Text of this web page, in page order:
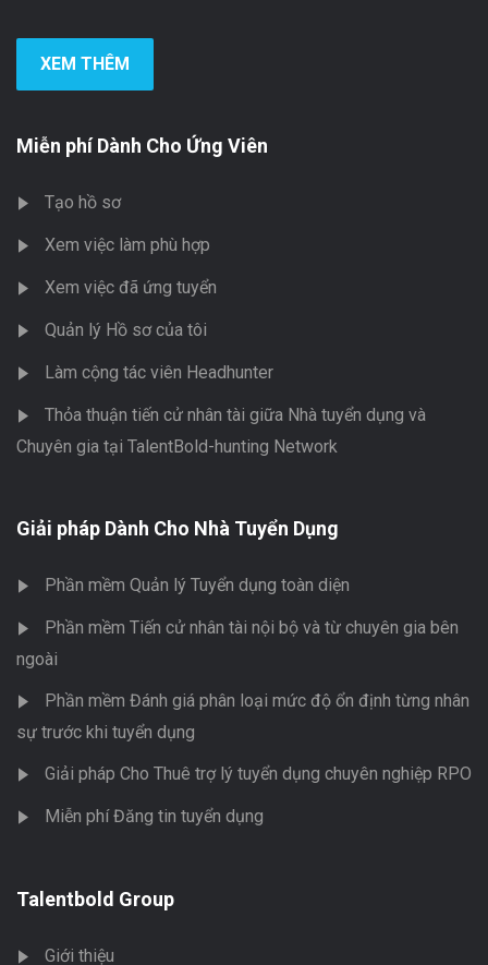
XEM THÊM
Miễn phí Dành Cho Ứng Viên
Tạo hồ sơ
Xem việc làm phù hợp
Xem việc đã ứng tuyển
Quản lý Hồ sơ của tôi
Làm cộng tác viên Headhunter
Thỏa thuận tiến cử nhân tài giữa Nhà tuyển dụng và
Chuyên gia tại TalentBold-hunting Network
Giải pháp Dành Cho Nhà Tuyển Dụng
Phần mềm Quản lý Tuyển dụng toàn diện
Phần mềm Tiến cử nhân tài nội bộ và từ chuyên gia bên
ngoài
Phần mềm Đánh giá phân loại mức độ ổn định từng nhân
sự trước khi tuyển dụng
Giải pháp Cho Thuê trợ lý tuyển dụng chuyên nghiệp RPO
Miễn phí Đăng tin tuyển dụng
Talentbold Group
Giới thiệu